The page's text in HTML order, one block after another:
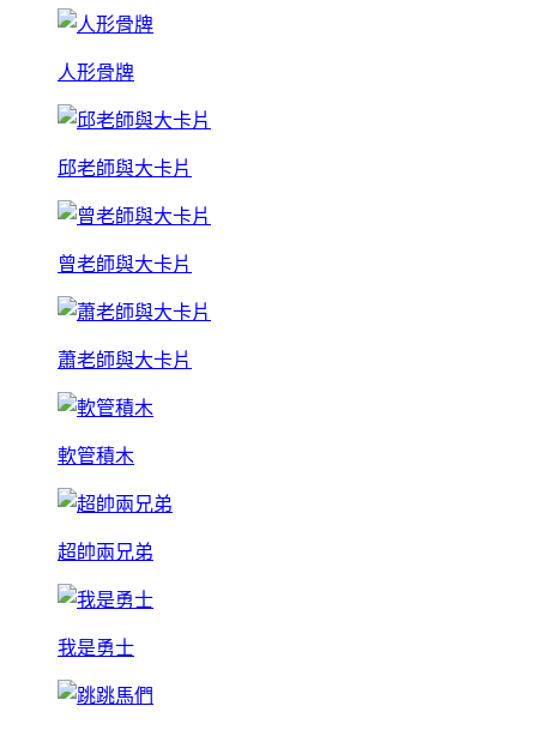
人形骨牌
邱老師與大卡片
曾老師與大卡片
蕭老師與大卡片
軟管積木
超帥兩兄弟
我是勇士